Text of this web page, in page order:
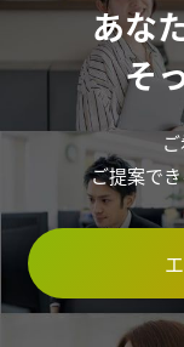
あな
そ
ご提案でき